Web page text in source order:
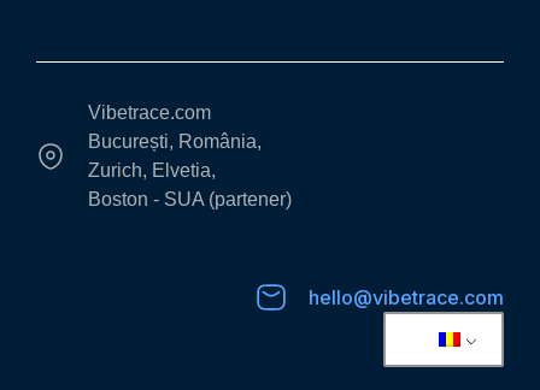
Vibetrace.com
București, România,
Zurich, Elvetia,
Boston - SUA (partener)
hello@vibetrace.com